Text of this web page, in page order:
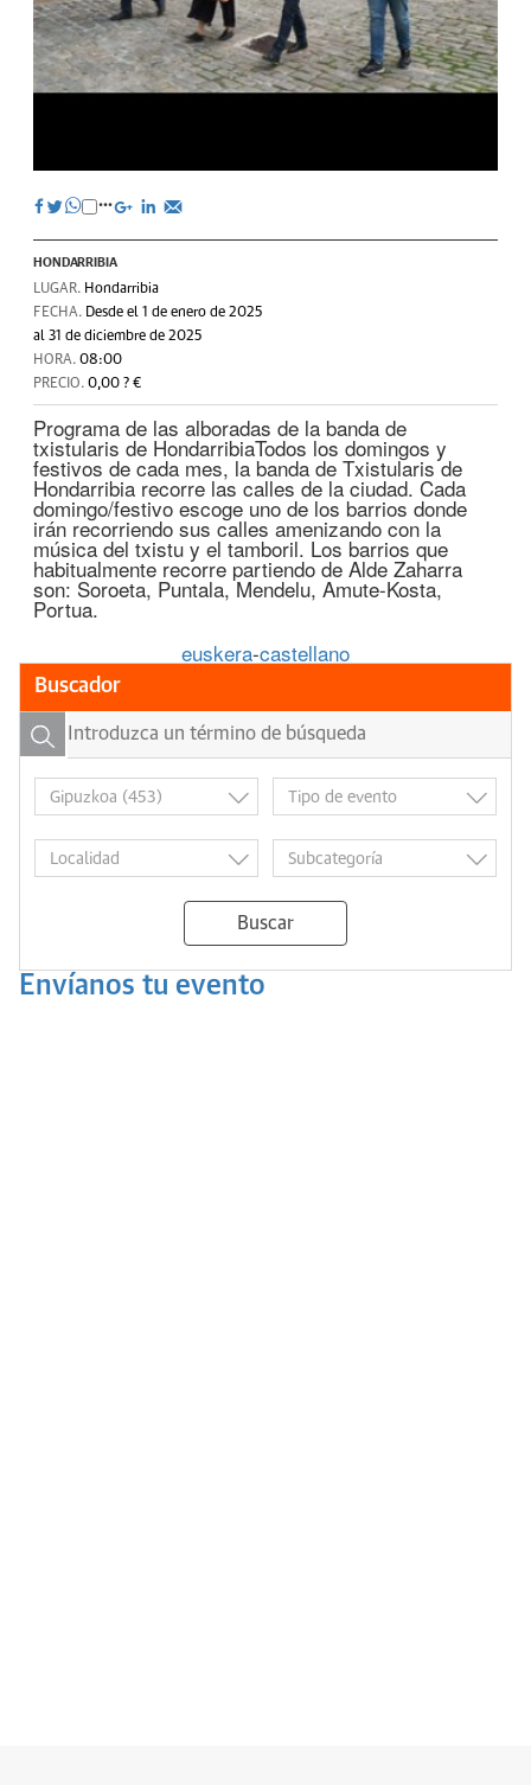
HONDARRIBIA
LUGAR. Hondarribia
FECHA. Desde el 1 de enero de 2025
al 31 de diciembre de 2025
HORA. 08:00
PRECIO. 0,00 ? €
Programa de las alboradas de la banda de
txistularis de HondarribiaTodos los domingos y
festivos de cada mes, la banda de Txistularis de
Hondarribia recorre las calles de la ciudad. Cada
domingo/festivo escoge uno de los barrios donde
irán recorriendo sus calles amenizando con la
música del txistu y el tamboril. Los barrios que
habitualmente recorre partiendo de Alde Zaharra
son: Soroeta, Puntala, Mendelu, Amute-Kosta,
Portua.
euskera-castellano
Buscador
Buscar
Envíanos tu evento